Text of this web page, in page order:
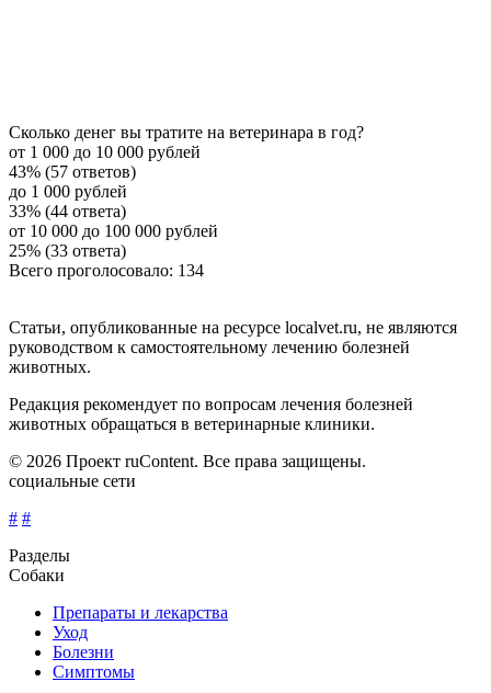
Сколько денег вы тратите на ветеринара в год?
от 1 000 до 10 000 рублей
43% (57 ответов)
до 1 000 рублей
33% (44 ответа)
от 10 000 до 100 000 рублей
25% (33 ответа)
Всего проголосовало: 134
Статьи, опубликованные на ресурсе localvet.ru, не являются
руководством к самостоятельному лечению болезней
животных.
Редакция рекомендует по вопросам лечения болезней
животных обращаться в ветеринарные клиники.
© 2026 Проект ruContent. Все права защищены.
социальные сети
# #
Разделы
Собаки
Препараты и лекарства
Уход
Болезни
Симптомы